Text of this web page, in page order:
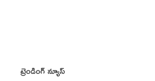
ట్రెండింగ్ న్యూస్